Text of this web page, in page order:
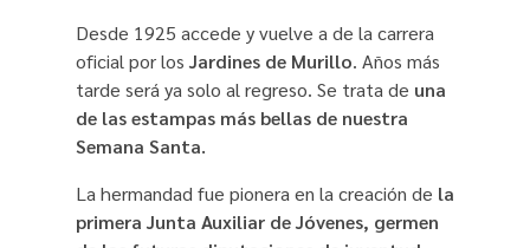
Desde 1925 accede y vuelve a de la carrera
oficial por los Jardines de Murillo. Años más
tarde será ya solo al regreso. Se trata de una
de las estampas más bellas de nuestra
Semana Santa.
La hermandad fue pionera en la creación de la
primera Junta Auxiliar de Jóvenes, germen